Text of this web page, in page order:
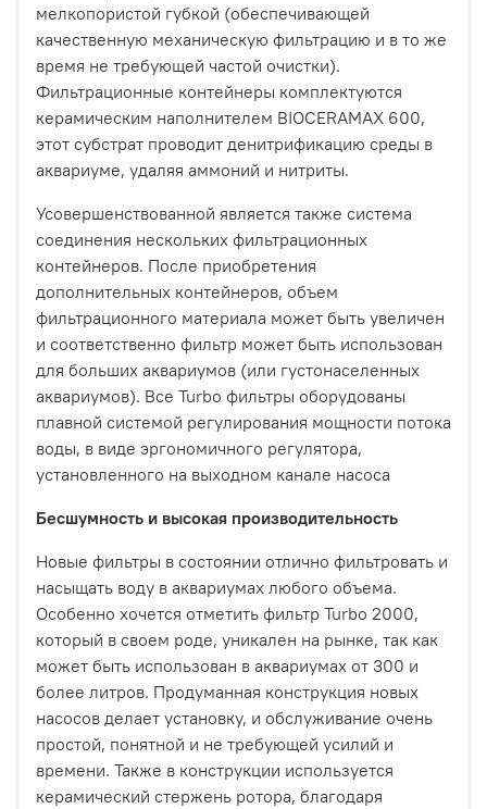
мелкопористой губкой (обеспечивающей
качественную механическую фильтрацию и в то же
время не требующей частой очистки).
Фильтрационные контейнеры комплектуются
керамическим наполнителем BIOCERAMAX 600,
этот субстрат проводит денитрификацию среды в
аквариуме, удаляя аммоний и нитриты.
Усовершенствованной является также система
соединения нескольких фильтрационных
контейнеров. После приобретения
дополнительных контейнеров, объем
фильтрационного материала может быть увеличен
и соответственно фильтр может быть использован
для больших аквариумов (или густонаселенных
аквариумов). Все Turbo фильтры оборудованы
плавной системой регулирования мощности потока
воды, в виде эргономичного регулятора,
установленного на выходном канале насоса
Бесшумность и высокая производительность
Новые фильтры в состоянии отлично фильтровать и
насыщать воду в аквариумах любого объема.
Особенно хочется отметить фильтр Turbo 2000,
который в своем роде, уникален на рынке, так как
может быть использован в аквариумах от 300 и
более литров. Продуманная конструкция новых
насосов делает установку, и обслуживание очень
простой, понятной и не требующей усилий и
времени. Также в конструкции используется
керамический стержень ротора, благодаря